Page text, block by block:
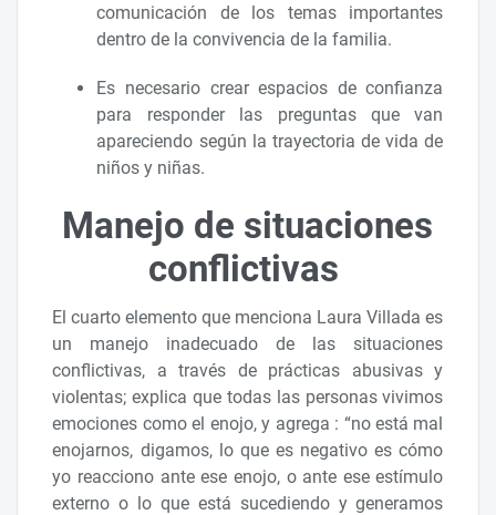
comunicación de los temas importantes
dentro de la convivencia de la familia.
Es necesario crear espacios de confianza
para responder las preguntas que van
apareciendo según la trayectoria de vida de
niños y niñas.
Manejo de situaciones
conflictivas
El cuarto elemento que menciona Laura Villada es
un manejo inadecuado de las situaciones
conflictivas, a través de prácticas abusivas y
violentas; explica que todas las personas vivimos
emociones como el enojo, y agrega : “no está mal
enojarnos, digamos, lo que es negativo es cómo
yo reacciono ante ese enojo, o ante ese estímulo
externo o lo que está sucediendo y generamos